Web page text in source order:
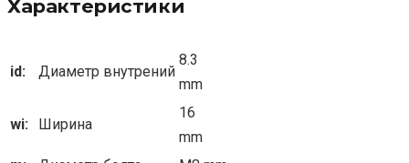
Характеристики
id: Диаметр внутрений
8.3
mm
wi: Ширина
16
mm